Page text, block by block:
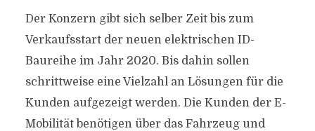
Der Konzern gibt sich selber Zeit bis zum
Verkaufsstart der neuen elektrischen ID-
Baureihe im Jahr 2020. Bis dahin sollen
schrittweise eine Vielzahl an Lösungen für die
Kunden aufgezeigt werden. Die Kunden der E-
Mobilität benötigen über das Fahrzeug und